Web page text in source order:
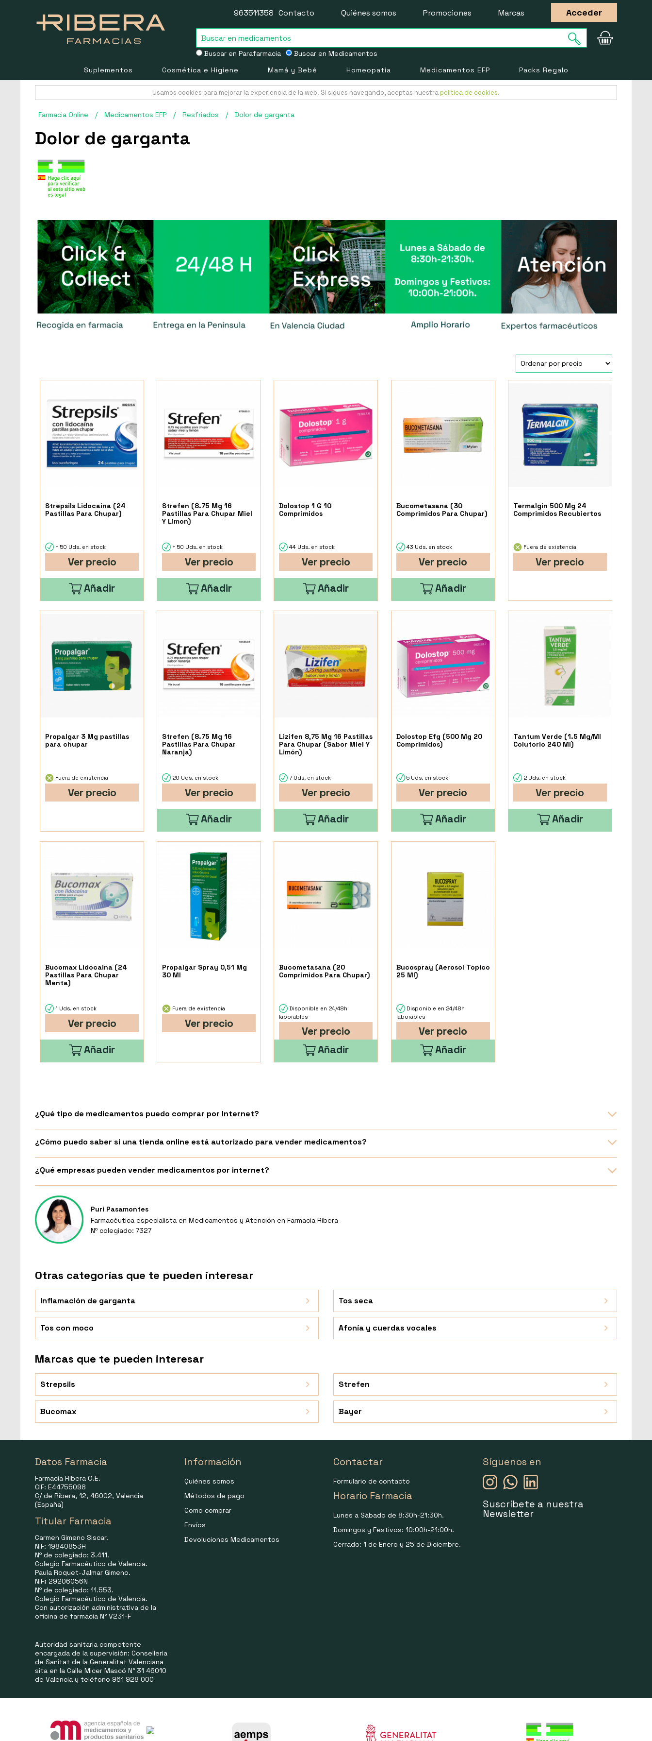
Buscar en Parafarmacia Buscar en Medicamentos
963511358 Contacto Quiénes somos Promociones Marcas Acceder
Suplementos Cosmética e Higiene Mamá y Bebé Homeopatía Medicamentos EFP Packs Regalo
Usamos cookies para mejorar la experiencia de la web. Si sigues navegando, aceptas nuestra política de cookies.
Farmacia Online / Medicamentos EFP / Resfriados / Dolor de garganta
Dolor de garganta
Strepsils Lidocaina (24
Pastillas Para Chupar)
+ 50 Uds. en stock
Ver precio
Añadir
Strefen (8.75 Mg 16
Pastillas Para Chupar Miel
Y Limon)
+ 50 Uds. en stock
Ver precio
Añadir
Dolostop 1 G 10
Comprimidos
44 Uds. en stock
Ver precio
Añadir
Bucometasana (30
Comprimidos Para Chupar)
43 Uds. en stock
Ver precio
Añadir
Termalgin 500 Mg 24
Comprimidos Recubiertos
Fuera de existencia
Ver precio
Propalgar 3 Mg pastillas
para chupar
Fuera de existencia
Ver precio
Strefen (8.75 Mg 16
Pastillas Para Chupar
Naranja)
20 Uds. en stock
Ver precio
Añadir
Lizifen 8,75 Mg 16 Pastillas
Para Chupar (Sabor Miel Y
Limón)
7 Uds. en stock
Ver precio
Añadir
Dolostop Efg (500 Mg 20
Comprimidos)
5 Uds. en stock
Ver precio
Añadir
Tantum Verde (1.5 Mg/Ml
Colutorio 240 Ml)
2 Uds. en stock
Ver precio
Añadir
Bucomax Lidocaina (24
Pastillas Para Chupar
Menta)
1 Uds. en stock
Ver precio
Añadir
Propalgar Spray 0,51 Mg
30 Ml
Fuera de existencia
Ver precio
Bucometasana (20
Comprimidos Para Chupar)
Disponible en 24/48h
laborables
Ver precio
Añadir
Bucospray (Aerosol Topico
25 Ml)
Disponible en 24/48h
laborables
Ver precio
Añadir
¿Qué tipo de medicamentos puedo comprar por Internet?
¿Cómo puedo saber si una tienda online está autorizado para vender medicamentos?
¿Qué empresas pueden vender medicamentos por internet?
Puri Pasamontes
Farmacéutica especialista en Medicamentos y Atención en Farmacia Ribera
Nº colegiado: 7327
Otras categorías que te pueden interesar
Inflamación de garganta Tos seca
Tos con moco Afonía y cuerdas vocales
Marcas que te pueden interesar
Strepsils Strefen
Bucomax Bayer
Datos Farmacia
Farmacia Ribera O.E.
CIF: E44755098
C/ de Ribera, 12, 46002, Valencia
(España)
Titular Farmacia
Carmen Gimeno Siscar.
NIF: 19840853H
Nº de colegiado: 3.411.
Colegio Farmacéutico de Valencia.
Paula Roquet-Jalmar Gimeno.
NIF: 29206056N
Nº de colegiado: 11.553.
Colegio Farmacéutico de Valencia.
Con autorización administrativa de la
oficina de farmacia N° V231-F
Autoridad sanitaria competente
encargada de la supervisión: Consellería
de Sanitat de la Generalitat Valenciana
sita en la Calle Micer Mascó N° 31 46010
de Valencia y teléfono 961 928 000
Información
Quiénes somos
Métodos de pago
Como comprar
Envíos
Devoluciones Medicamentos
Contactar
Formulario de contacto
Horario Farmacia
Lunes a Sábado de 8:30h-21:30h.
Domingos y Festivos: 10:00h-21:00h.
Cerrado: 1 de Enero y 25 de Diciembre.
Síguenos en
Suscríbete a nuestra
Newsletter